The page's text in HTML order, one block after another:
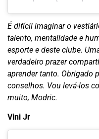
É difícil imaginar o
talento, mentalidade e
esporte e deste clube.
verdadeiro prazer
aprender tanto. Obrigado
conselhos. Vou levá-los
muito, Modric.
Vini Jr